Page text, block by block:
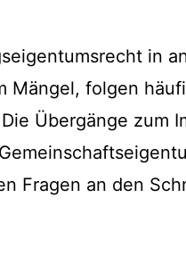
in
Mängel, folgen
Übergänge zum
Fragen an den